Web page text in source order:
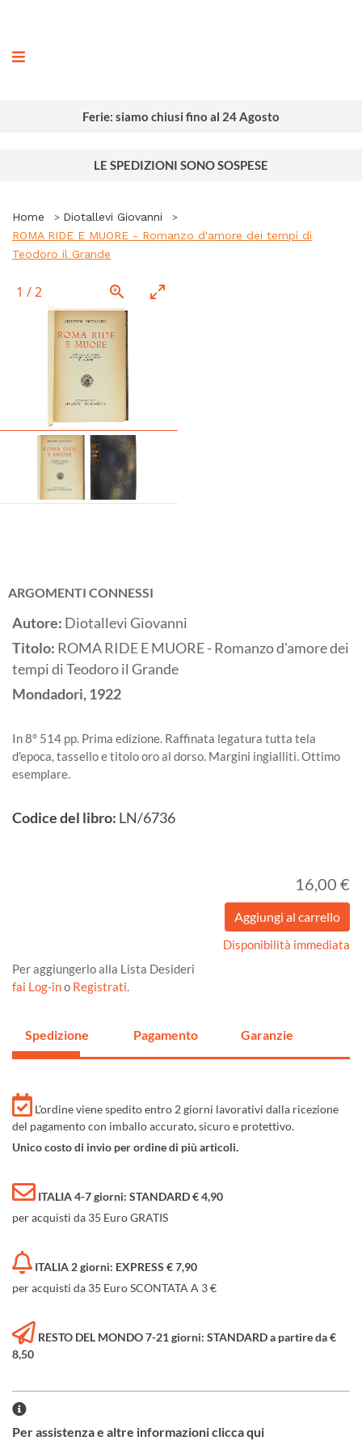
Ferie: siamo chiusi fino al 24 Agosto
LE SPEDIZIONI SONO SOSPESE
Home
Diotallevi Giovanni
ROMA RIDE E MUORE - Romanzo d'amore dei tempi di
Teodoro il Grande
1 /2
ARGOMENTI CONNESSI
Autore: Diotallevi Giovanni
Titolo: ROMA RIDE E MUORE - Romanzo d'amore dei
tempi di Teodoro il Grande
Mondadori,1922
In 8° 514 pp. Prima edizione. Raffinata legatura tutta tela
d'epoca, tassello e titolo oro al dorso. Margini ingialliti. Ottimo
esemplare.
Codice del libro: LN/6736
16,00 €
Disponibilità immediata
Per aggiungerlo alla Lista Desideri
fai Log-ino Registrati.
Spedizione Pagamento Garanzie
L'ordine viene spedito entro 2 giorni lavorativi dalla ricezione
del pagamento con imballo accurato, sicuro e protettivo.
Unico costo di invio per ordine di più articoli.
ITALIA 4-7 giorni: STANDARD € 4,90
per acquisti da 35 Euro GRATIS
ITALIA 2 giorni: EXPRESS € 7,90
per acquisti da 35 Euro SCONTATA A 3 €
RESTO DEL MONDO 7-21 giorni: STANDARD a partire da €
8,50
Per assistenza e altre informazioni clicca qui